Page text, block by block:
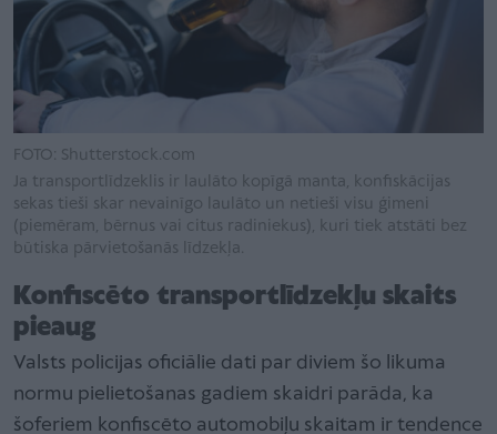
FOTO: Shutterstock.com
Ja transportlīdzeklis ir laulāto kopīgā manta, konfiskācijas
sekas tieši skar nevainīgo laulāto un netieši visu ģimeni
(piemēram, bērnus vai citus radiniekus), kuri tiek atstāti bez
būtiska pārvietošanās līdzekļa.
Konfiscēto transportlīdzekļu skaits
pieaug
Valsts policijas oficiālie dati par diviem šo likuma
normu pielietošanas gadiem skaidri parāda, ka
šoferiem konfiscēto automobiļu skaitam ir tendence